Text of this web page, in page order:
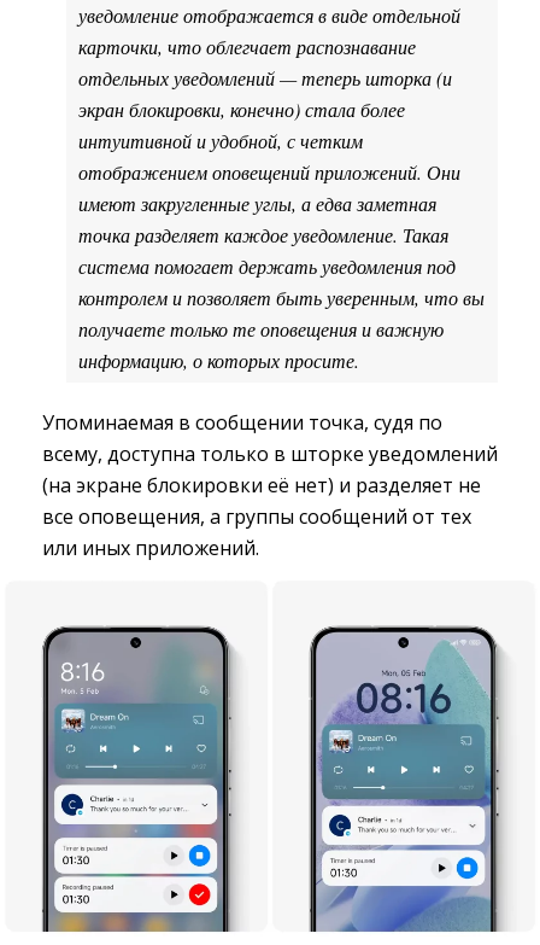
уведомление отображается в виде отдельной
карточки, что облегчает распознавание
отдельных уведомлений — теперь шторка (и
экран блокировки, конечно) стала более
интуитивной и удобной, с четким
отображением оповещений приложений. Они
имеют закругленные углы, а едва заметная
точка разделяет каждое уведомление. Такая
система помогает держать уведомления под
контролем и позволяет быть уверенным, что вы
получаете только те оповещения и важную
информацию, о которых просите.
Упоминаемая в сообщении точка, судя по
всему, доступна только в шторке уведомлений
(на экране блокировки её нет) и разделяет не
все оповещения, а группы сообщений от тех
или иных приложений.